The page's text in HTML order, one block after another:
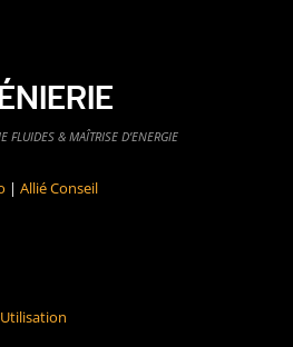
FLUIDES & MAÎTRISE D’ENERGIE
| Allié Conseil